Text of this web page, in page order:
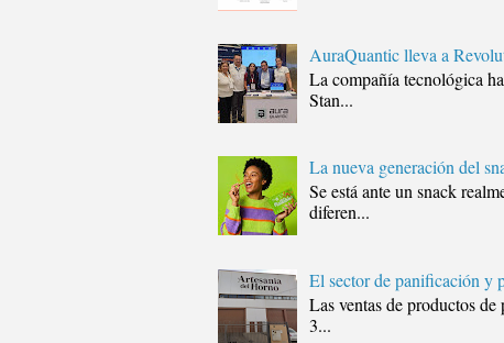
AuraQuantic lleva a
La compañía tecnológica
Stan...
La nueva generación del
Se está ante un snack
diferen...
El sector de panificación y
Las ventas de productos
3...